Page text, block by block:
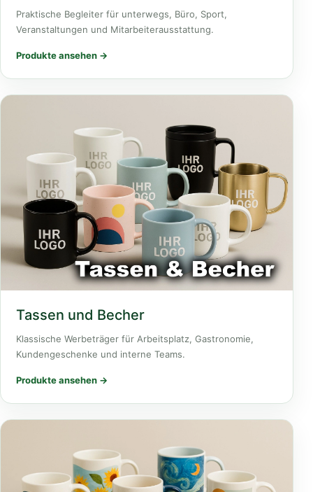
Praktische Begleiter für unterwegs, Büro, Sport,
Veranstaltungen und Mitarbeiterausstattung.
Produkte ansehen →
Tassen und Becher
Klassische Werbeträger für Arbeitsplatz, Gastronomie,
Kundengeschenke und interne Teams.
Produkte ansehen →